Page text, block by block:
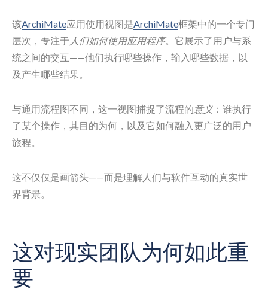
该ArchiMate应用使用视图是ArchiMate框架中的一个专门
层次，专注于 人们如何使用应用程序。它展示了用户与系
统之间的交互——他们执行哪些操作，输入哪些数据，以
及产生哪些结果。
与通用流程图不同，这一视图捕捉了流程的意义 ：谁执行
了某个操作，其目的为何，以及它如何融入更广泛的用户
旅程。
这不仅仅是画箭头——而是理解人们与软件互动的真实世
界背景。
这对现实团队为何如此重
要